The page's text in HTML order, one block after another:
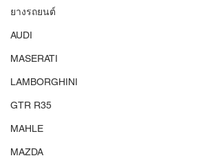
ยางรถยนต์
AUDI
MASERATI
LAMBORGHINI
GTR R35
MAHLE
MAZDA